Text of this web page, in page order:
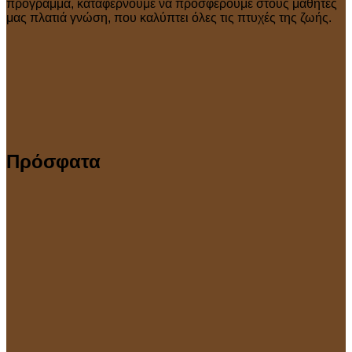
πρόγραμμα, καταφέρνουμε να προσφέρουμε στους μαθητές
μας πλατιά γνώση, που καλύπτει όλες τις πτυχές της ζωής.
Πρόσφατα